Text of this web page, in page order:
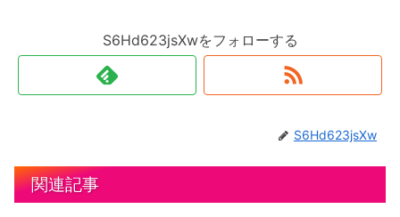
S6Hd623jsXwをフォローする
S6Hd623jsXw
関連記事